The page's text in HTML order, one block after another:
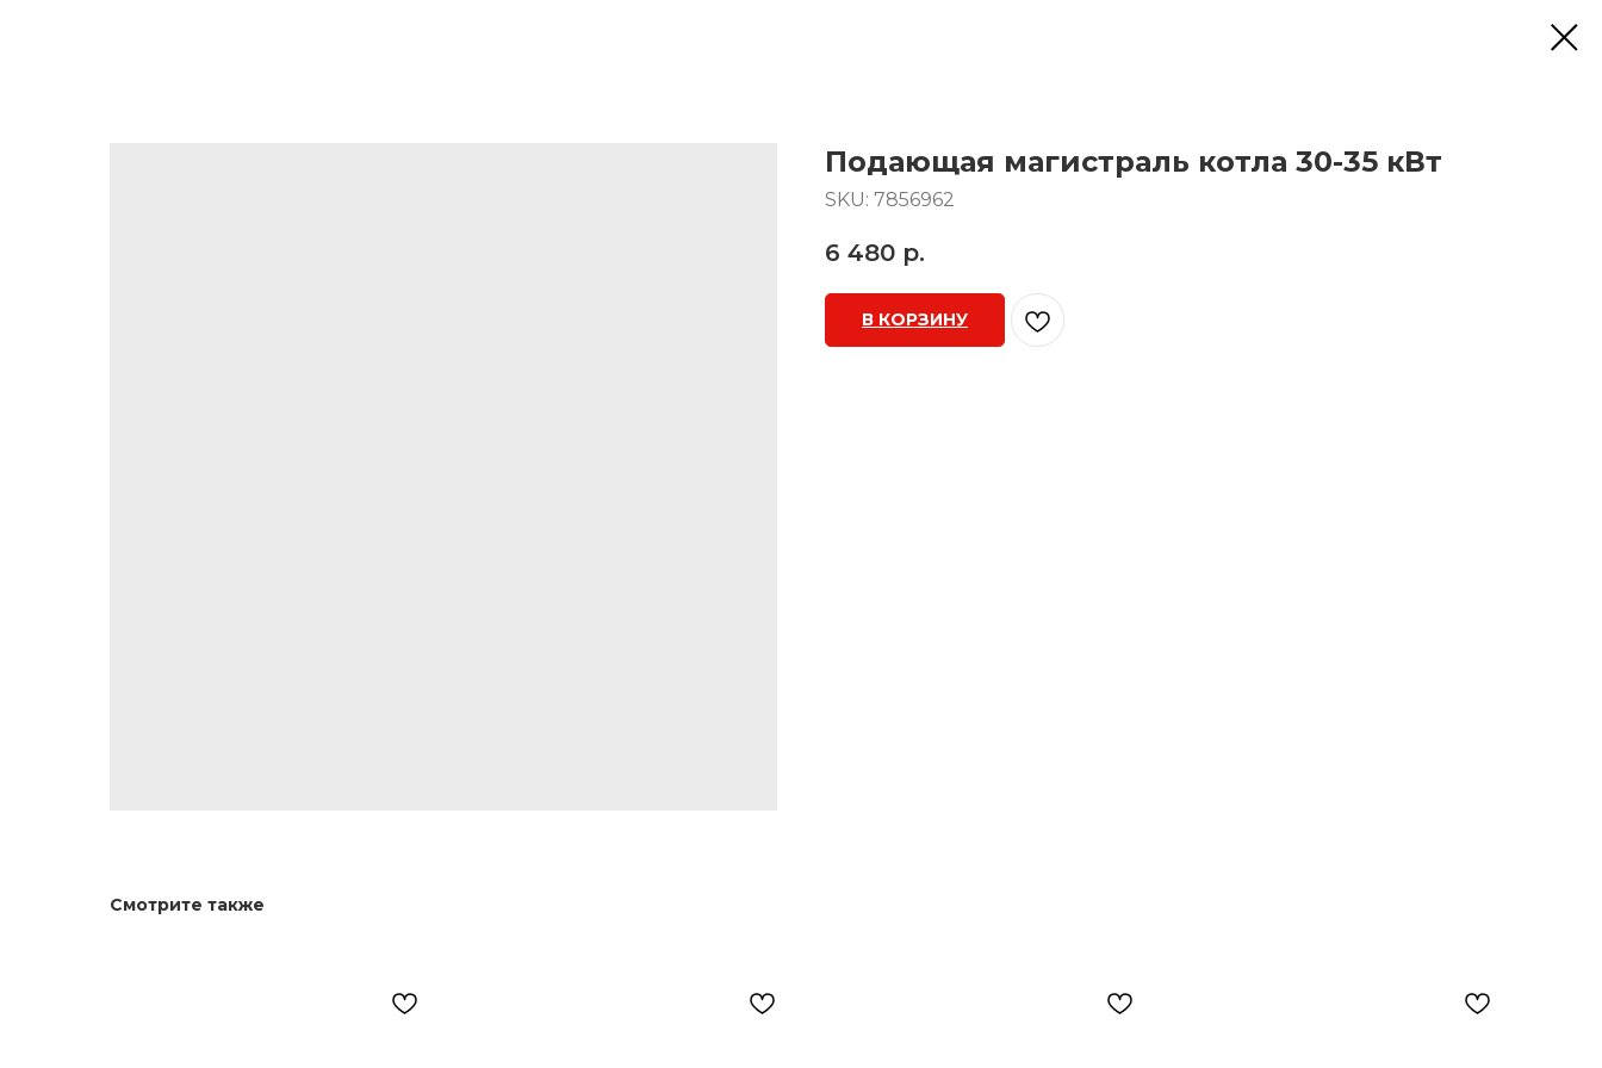
Подающая магистраль котла 30-35 кВт
SKU: 7856962
6 480 р.
В КОРЗИНУ
Смотрите также